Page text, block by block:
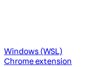
Windows (WSL)
Chrome extension